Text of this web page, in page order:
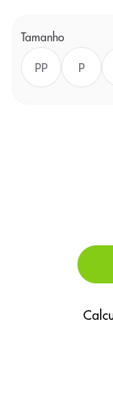
Tamanho
PP P